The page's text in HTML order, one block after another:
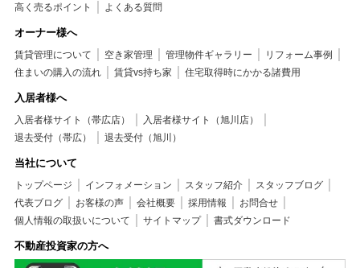
高く売るポイント
よくある質問
オーナー様へ
賃貸管理について 空き家管理 管理物件ギャラリー
リフォーム事例
住まいの購入の流れ
賃貸vs持ち家 住宅取得時にかかる諸費用
入居者様へ
入居者様サイト（帯広店）
入居者様サイト（旭川店）
退去受付（帯広）
退去受付（旭川）
当社について
トップページ インフォメーション スタッフ紹介
スタッフブログ
代表ブログ
お客様の声 会社概要 採用情報
お問合せ
個人情報の取扱いについて
サイトマップ 書式ダウンロード
不動産投資家の方へ